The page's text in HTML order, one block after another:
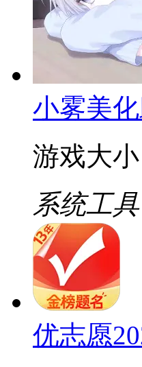
小雾美
游戏大
系统工具
优志愿